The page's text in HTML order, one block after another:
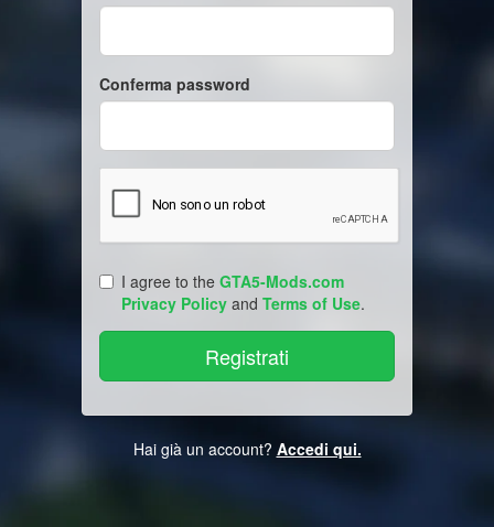
Conferma password
I agree to the GTA5-Mods.com
Privacy Policy and Terms of Use.
Hai già un account? Accedi qui.